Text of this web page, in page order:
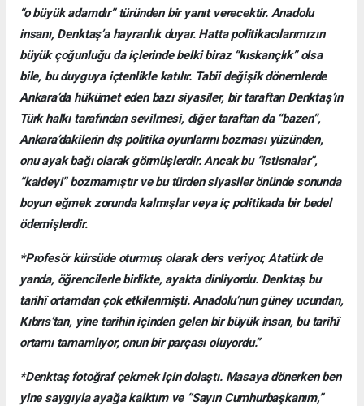
“o büyük adamdır” türünden bir yanıt verecektir. Anadolu
insanı, Denktaş’a hayranlık duyar. Hatta politikacılarımızın
büyük çoğunluğu da içlerinde belki biraz “kıskançlık” olsa
bile, bu duyguya içtenlikle katılır. Tabii değişik dönemlerde
Ankara’da hükümet eden bazı siyasiler, bir taraftan Denktaş’ın
Türk halkı tarafından sevilmesi, diğer taraftan da “bazen”,
Ankara’dakilerin dış politika oyunlarını bozması yüzünden,
onu ayak bağı olarak görmüşlerdir. Ancak bu “istisnalar”,
“kaideyi” bozmamıştır ve bu türden siyasiler önünde sonunda
boyun eğmek zorunda kalmışlar veya iç politikada bir bedel
ödemişlerdir.
*Profesör kürsüde oturmuş olarak ders veriyor, Atatürk de
yanda, öğrencilerle birlikte, ayakta dinliyordu. Denktaş bu
tarihî ortamdan çok etkilenmişti. Anadolu’nun güney ucundan,
Kıbrıs’tan, yine tarihin içinden gelen bir büyük insan, bu tarihî
ortamı tamamlıyor, onun bir parçası oluyordu.”
*Denktaş fotoğraf çekmek için dolaştı. Masaya dönerken ben
yine saygıyla ayağa kalktım ve “Sayın Cumhurbaşkanım,”